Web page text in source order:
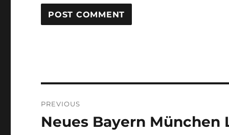
navigation
PREVIOUS
Previous
Neues Bayern München